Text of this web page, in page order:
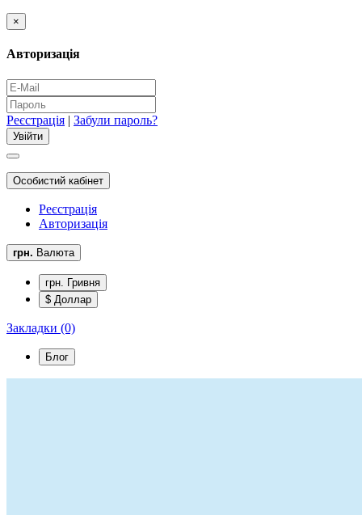
×
Авторизація
Реєстрація | Забули пароль?
Особистий кабінет
Реєстрація
Авторизація
грн. Валюта
грн. Гривня
$ Доллар
Закладки (0)
Блог